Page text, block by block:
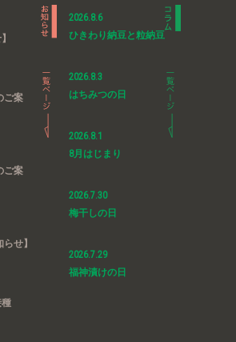
ご案
ご案
せ】
2026.8.6
ひきわり納豆と粒納豆
2026.8.3
はちみつの日
2026.8.1
8月はじまり
2026.7.30
梅干しの日
2026.7.29
福神漬けの日